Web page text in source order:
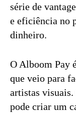
série de
e eficiência no
dinheiro.
O Alboom Pay
que veio para
artistas visuais.
pode criar um